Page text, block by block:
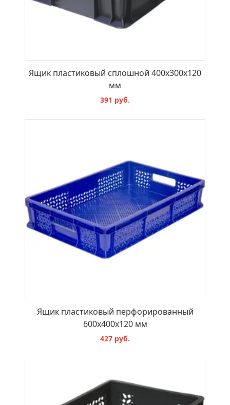
Ящик пластиковый сплошной 400х300х120
мм
391 руб.
Ящик пластиковый перфорированный
600х400х120 мм
427 руб.